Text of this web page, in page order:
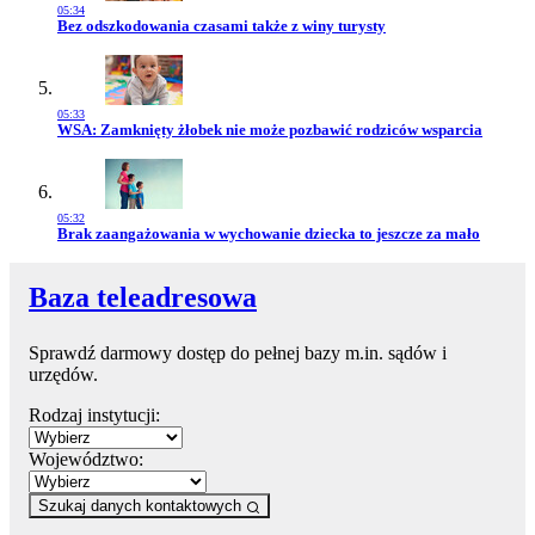
05:34
Przejdź do artykułu:
Bez odszkodowania czasami także z winy turysty
05:33
Przejdź do artykułu:
WSA: Zamknięty żłobek nie może pozbawić rodziców wsparcia
05:32
Przejdź do artykułu:
Brak zaangażowania w wychowanie dziecka to jeszcze za mało
Baza teleadresowa
Sprawdź darmowy dostęp do pełnej bazy m.in. sądów i
urzędów.
Rodzaj instytucji:
Województwo:
Szukaj danych kontaktowych